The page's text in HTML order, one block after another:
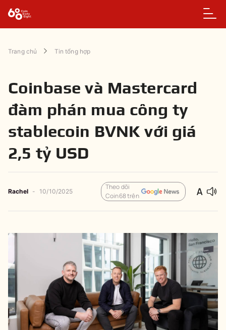
Trang chủ Tin tổng hợp
Coinbase và Mastercard
đàm phán mua công ty
stablecoin BVNK với giá
2,5 tỷ USD
Rachel - 10/10/2025
Theo dõi
Coin68 trên